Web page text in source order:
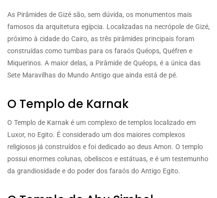
As Pirâmides de Gizé são, sem dúvida, os monumentos mais
famosos da arquitetura egípcia. Localizadas na necrópole de Gizé,
próximo à cidade do Cairo, as três pirâmides principais foram
construídas como tumbas para os faraós Quéops, Quéfren e
Miquerinos. A maior delas, a Pirâmide de Quéops, é a única das
Sete Maravilhas do Mundo Antigo que ainda está de pé.
O Templo de Karnak
O Templo de Karnak é um complexo de templos localizado em
Luxor, no Egito. É considerado um dos maiores complexos
religiosos já construídos e foi dedicado ao deus Amon. O templo
possui enormes colunas, obeliscos e estátuas, e é um testemunho
da grandiosidade e do poder dos faraós do Antigo Egito.